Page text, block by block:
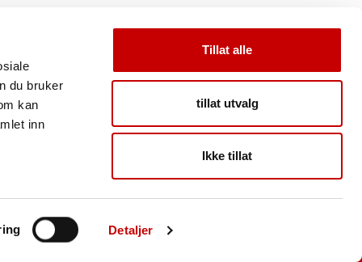
du bruker
kan
inn
Detaljer
Tillat alle
tillat utvalg
Ikke tillat